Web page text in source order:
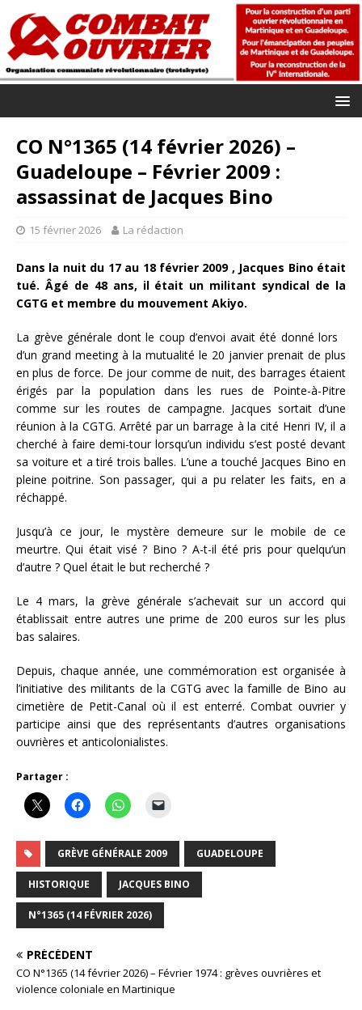
CO N°1365 (14 février 2026) –
Guadeloupe – Février 2009 :
assassinat de Jacques Bino
15 février 2026 La rédaction
Dans la nuit du 17 au 18 février 2009 , Jacques Bino était
tué. Âgé de 48 ans, il était un militant syndical de la
CGTG et membre du mouvement Akiyo.
La grève générale dont le coup d’envoi avait été donné lors
d’un grand meeting à la mutualité le 20 janvier prenait de plus
en plus de force. De jour comme de nuit, des barrages étaient
érigés par la population dans les rues de Pointe-à-Pitre
comme sur les routes de campagne. Jacques sortait d’une
réunion à la CGTG. Arrêté par un barrage à la cité Henri IV, il a
cherché à faire demi-tour lorsqu’un individu s’est posté devant
sa voiture et a tiré trois balles. L’une a touché Jacques Bino en
pleine poitrine. Son passager, qui a pu relater les faits, en a
réchappé.
Jusqu’à ce jour, le mystère demeure sur le mobile de ce
meurtre. Qui était visé ? Bino ? A-t-il été pris pour quelqu’un
d’autre ? Quel était le but recherché ?
Le 4 mars, la grève générale s’achevait sur un accord qui
établissait entre autres une prime de 200 euros sur les plus
bas salaires.
Depuis, chaque année, une commémoration est organisée à
l’initiative des militants de la CGTG avec la famille de Bino au
cimetière de Petit-Canal où il est enterré. Combat ouvrier y
participe ainsi que des représentants d’autres organisations
ouvrières et anticolonialistes.
Partager :
GRÈVE GÉNÉRALE 2009 GUADELOUPE
HISTORIQUE JACQUES BINO
N°1365 (14 FÉVRIER 2026)
PRÉCÉDENT
CO N°1365 (14 février 2026) – Février 1974 : grèves ouvrières et
violence coloniale en Martinique